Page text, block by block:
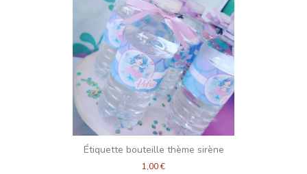
Étiquette bouteille thème sirène
1,00 €